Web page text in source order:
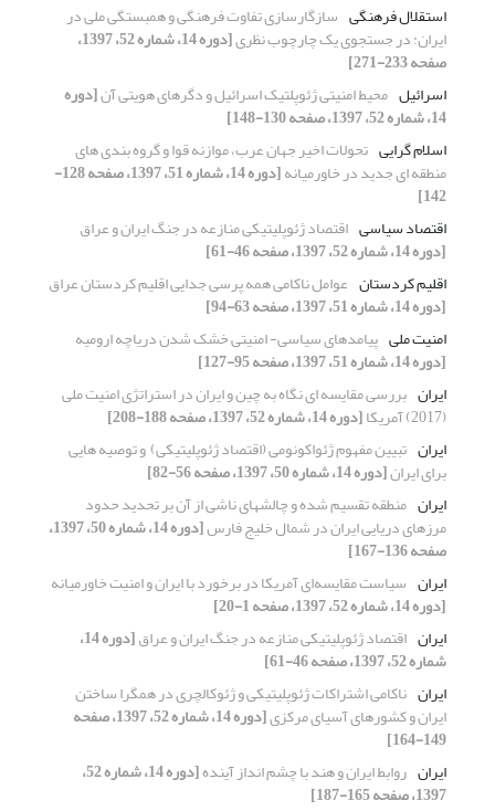
استقلال فرهنگی سازگارسازی تفاوت فرهنگی و همبستگی ملی در
ایران: در جستجوی یک چارچوب نظری [دوره 14، شماره 52، 1397،
صفحه 233-271]
اسرائیل محیط امنیتی ژئوپلتیک اسرائیل و دگرهای هویتی آن[دوره
14، شماره 52، 1397، صفحه 130-148]
اسلام گرایی تحولات اخیر جهان عرب، موازنه قوا و گروه بندی های
منطقه ای جدید در خاورمیانه [دوره 14، شماره 51، 1397، صفحه 128-
142]
اقتصاد سیاسی اقتصاد ژئوپلیتیکی منازعه در جنگ ایران و عراق
[دوره 14، شماره 52، 1397، صفحه 46-61]
اقلیم کردستان عوامل ناکامی همه پرسی جدایی اقلیم کردستان عراق
[دوره 14، شماره 51، 1397، صفحه 63-94]
امنیت ملی پیامدهای سیاسی- امنیتی خشک شدن دریاچه ارومیه
[دوره 14، شماره 51، 1397، صفحه 95-127]
ایران بررسی مقایسه ای نگاه به چین و ایران در استراتژی امنیت ملی
(2017) آمریکا
[دوره 14، شماره 52، 1397، صفحه 188-208]
ایران تبیین مفهوم ژئواکونومی (اقتصاد ژئوپلیتیکی) ‏ و توصیه هایی
برای ایران[دوره 14، شماره 50، 1397، صفحه 56-82]
ایران منطقه تقسیم شده و چالشهای ناشی از آن بر تحدید حدود
مرزهای ‏دریایی ایران در شمال خلیج فارس [دوره 14، شماره 50، 1397،
صفحه 136-167]
ایران سیاست مقایسه‌ای آمریکا در برخورد با ایران و امنیت خاورمیانه
[دوره 14، شماره 52، 1397، صفحه 1-20]
ایران اقتصاد ژئوپلیتیکی منازعه در جنگ ایران و عراق [دوره 14،
شماره 52، 1397، صفحه 46-61]
ایران ناکامی اشتراکات ژئوپلیتیکی و ژئوکالچری در همگرا ساختن
ایران و کشورهای آسیای مرکزی [دوره 14، شماره 52، 1397، صفحه
149-164]
ایران روابط ایران و هند با چشم انداز آینده [دوره 14، شماره 52،
1397، صفحه 165-187]